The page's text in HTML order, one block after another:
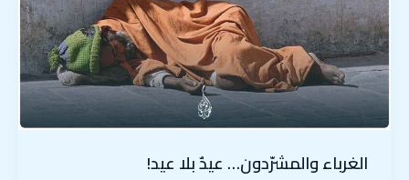
الغرباء والمشرّدون… عيدٌ بلا عيد!